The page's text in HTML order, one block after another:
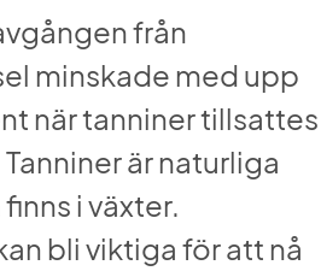
från
minskade med upp
när tanniner tillsattes
är naturliga
i växter.
bli viktiga för att nå